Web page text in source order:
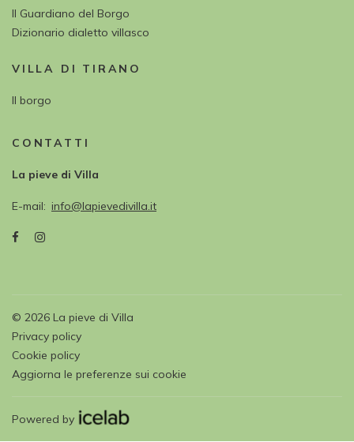
Il Guardiano del Borgo
Dizionario dialetto villasco
VILLA DI TIRANO
Il borgo
CONTATTI
La pieve di Villa
E-mail info@lapievedivilla.it
© 2026 La pieve di Villa
Privacy policy
Cookie policy
Aggiorna le preferenze sui cookie
Powered by